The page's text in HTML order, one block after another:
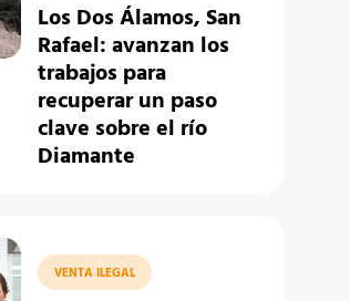
Los Dos Álamos, San
Rafael: avanzan los
trabajos para
recuperar un paso
clave sobre el río
Diamante
VENTA ILEGAL